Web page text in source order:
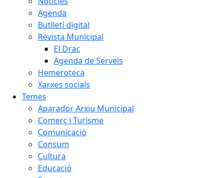
Agenda
Butlletí digital
Revista Municipal
El Drac
Agenda de Serveis
Hemeroteca
Xarxes socials
Temes
Aparador Arxiu Municipal
Comerç i Turisme
Comunicació
Consum
Cultura
Educació